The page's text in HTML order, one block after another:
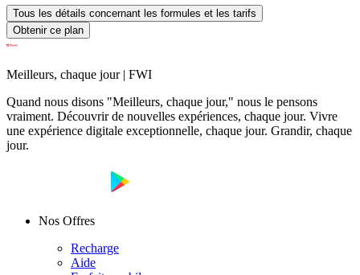
Tous les détails concernant les formules et les tarifs
Obtenir ce plan
Meilleurs, chaque jour | FWI
Quand nous disons "Meilleurs, chaque jour," nous le pensons
vraiment. Découvrir de nouvelles expériences, chaque jour. Vivre
une expérience digitale exceptionnelle, chaque jour. Grandir, chaque
jour.
Nos Offres
Recharge
Aide